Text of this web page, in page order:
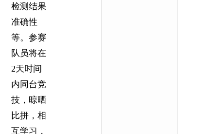
检测结果
准确性
等。参赛
队员将在
2天时间
内同台竞
技，晾晒
比拼，相
互学习，